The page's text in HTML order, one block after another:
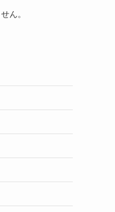
ん。